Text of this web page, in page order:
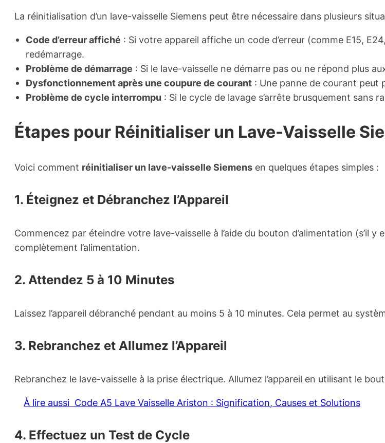
La réinitialisation d’un lave-vaisselle Siemens peut être nécessaire dans plusieurs
Code d’erreur affiché : Si votre appareil affiche un code d’erreur (comme E15,
redémarrage.
Problème de démarrage : Si le lave-vaisselle ne démarre pas ou ne répond plus
Dysfonctionnement après une coupure de courant : Une panne de courant peut
Problème de cycle interrompu : Si le cycle de lavage s’arrête brusquement sans
Étapes pour Réinitialiser un Lave-Vaisselle
Voici comment réinitialiser un lave-vaisselle Siemens en quelques étapes simples :
1. Éteignez et Débranchez l’Appareil
Commencez par éteindre votre lave-vaisselle à l’aide du bouton d’alimentation (s’il
complètement l’alimentation.
2. Attendez 5 à 10 Minutes
Laissez l’appareil débranché pendant au moins 5 à 10 minutes. Cela permet au
3. Rebranchez et Allumez l’Appareil
Rebranchez le lave-vaisselle à la prise électrique. Allumez l’appareil en utilisant le
À lire aussi Code A5 Lave Vaisselle Ariston : Signification, Causes et Solutions
4. Effectuez un Test de Cycle